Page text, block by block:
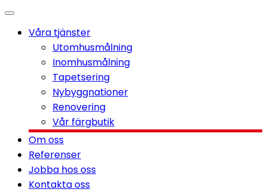
Våra tjänster
Utomhusmålning
Inomhusmålning
Tapetsering
Nybyggnationer
Renovering
Vår färgbutik
Om oss
Referenser
Jobba hos oss
Kontakta oss